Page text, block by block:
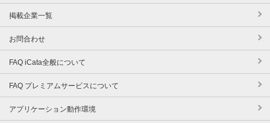
掲載企業一覧
お問合わせ
FAQ iCata全般について
FAQ プレミアムサービスについて
アプリケーション動作環境